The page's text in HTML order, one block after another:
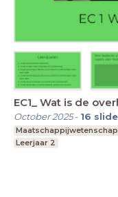
EC1_ Wat is de
October 2025- 16
Leerjaar 2